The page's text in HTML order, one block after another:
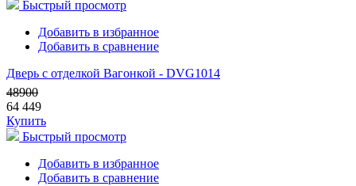
Быстрый просмотр
Добавить в избранное
Добавить в сравнение
Дверь с отделкой Вагонкой - DVG1014
48900
64 449
Купить
Быстрый просмотр
Добавить в избранное
Добавить в сравнение